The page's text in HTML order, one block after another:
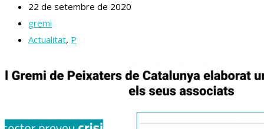
22 de setembre de 2020
gremi
Actualitat, P